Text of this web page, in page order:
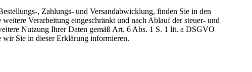
, Zahlungs- und Versandabwicklung, finden Sie in den
Verarbeitung eingeschränkt und nach Ablauf der steuer- und
Nutzung Ihrer Daten gemäß Art. 6 Abs. 1 S. 1 lit. a DSGVO
wir Sie in dieser Erklärung informieren.